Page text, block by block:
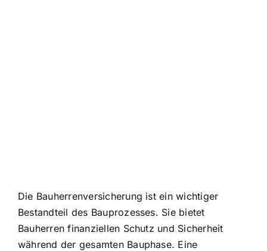
Die Bauherrenversicherung ist ein wichtiger
Bestandteil des Bauprozesses. Sie bietet
Bauherren finanziellen Schutz und Sicherheit
während der gesamten Bauphase. Eine